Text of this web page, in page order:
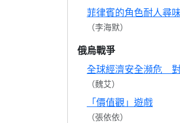
菲律賓的角色耐人尋
（李海默）
俄烏戰爭
全球經濟安全瀕危
（魏艾）
「價值觀」遊戲
（張依依）